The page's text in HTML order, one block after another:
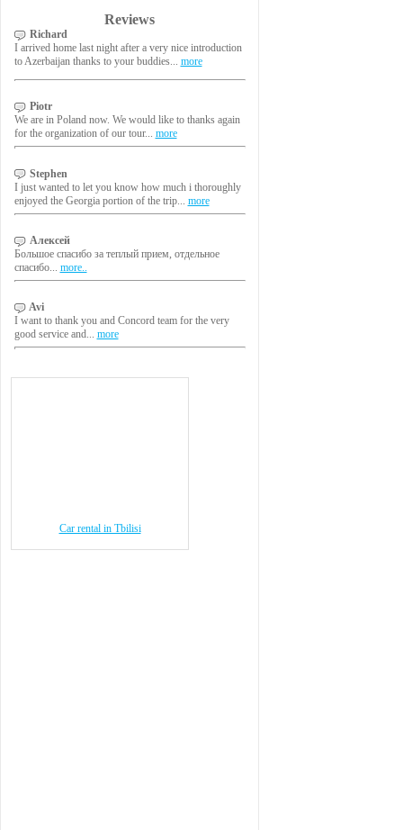
Reviews
Richard
I arrived home last night after a very nice introduction
to Azerbaijan thanks to your buddies... more
Piotr
We are in Poland now. We would like to thanks again
for the organization of our tour... more
Stephen
I just wanted to let you know how much i thoroughly
enjoyed the Georgia portion of the trip... more
Алексей
Большое спасибо за теплый прием, отдельное
спасибо... more..
Avi
I want to thank you and Concord team for the very
good service and... more
Car rental in Tbilisi